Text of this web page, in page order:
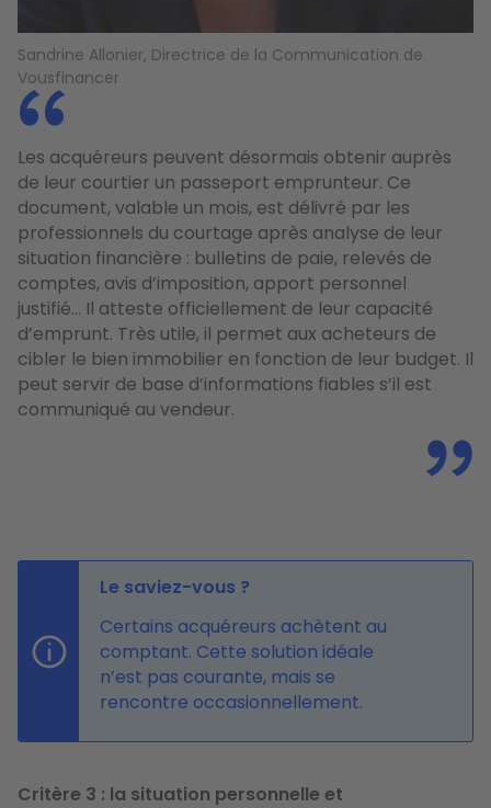
Sandrine Allonier, Directrice de la Communication de
Vousfinancer
Les acquéreurs peuvent désormais obtenir auprès
de leur courtier un passeport emprunteur. Ce
document, valable un mois, est délivré par les
professionnels du courtage après analyse de leur
situation financière : bulletins de paie, relevés de
comptes, avis d’imposition, apport personnel
justifié... Il atteste officiellement de leur capacité
d’emprunt. Très utile, il permet aux acheteurs de
cibler le bien immobilier en fonction de leur budget. Il
peut servir de base d’informations fiables s’il est
communiqué au vendeur.
Le saviez-vous ?
Certains acquéreurs achètent au
comptant. Cette solution idéale
n’est pas courante, mais se
rencontre occasionnellement.
Critère 3 : la situation personnelle et